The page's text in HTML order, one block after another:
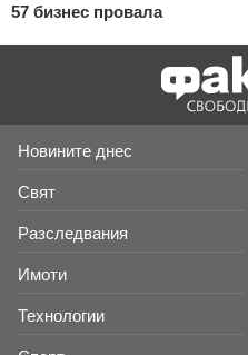
57 бизнес провала
Новините днес
Свят
Разследвания
Имоти
Технологии